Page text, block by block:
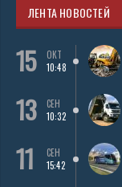
ЛЕНТА НОВОСТЕЙ
15
ОКТ
10:48
13
СЕН
10:32
11
СЕН
15:42